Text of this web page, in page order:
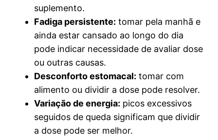
suplemento.
Fadiga persistente: tomar pela manhã e
ainda estar cansado ao longo do dia
pode indicar necessidade de avaliar dose
ou outras causas.
Desconforto estomacal: tomar com
alimento ou dividir a dose pode resolver.
Variação de energia: picos excessivos
seguidos de queda significam que dividir
a dose pode ser melhor.